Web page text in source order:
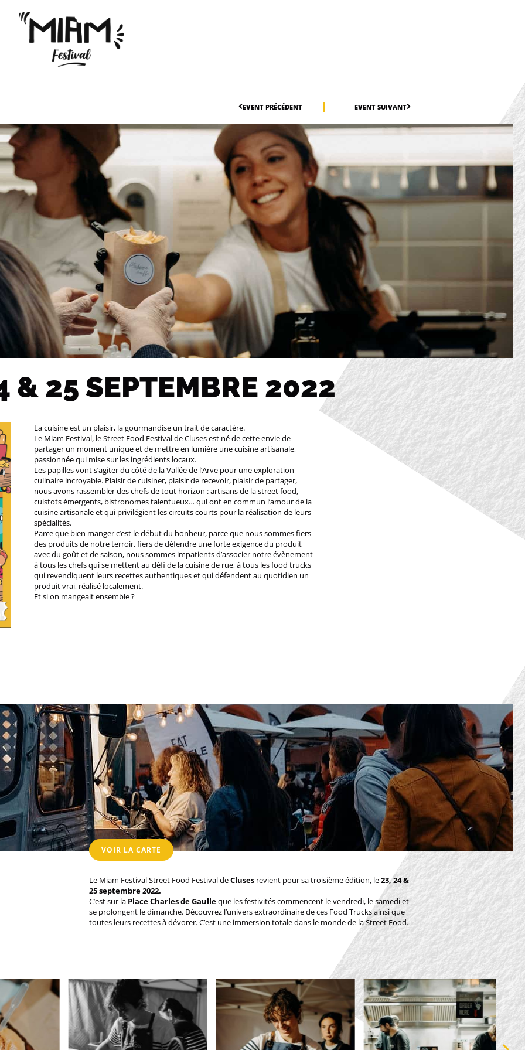
EVENT PRÉCÉDENT EVENT SUIVANT
& 25 SEPTEMBRE 2022
La cuisine est un plaisir, la gourmandise un trait de caractère.
Le Miam Festival, le Street Food Festival de Cluses est né de cette envie de
partager un moment unique et de mettre en lumière une cuisine artisanale,
passionnée qui mise sur les ingrédients locaux.
Les papilles vont s’agiter du côté de la Vallée de l’Arve pour une exploration
culinaire incroyable. Plaisir de cuisiner, plaisir de recevoir, plaisir de partager,
nous avons rassembler des chefs de tout horizon : artisans de la street food,
cuistots émergents, bistronomes talentueux… qui ont en commun l’amour de la
cuisine artisanale et qui privilégient les circuits courts pour la réalisation de leurs
spécialités.
Parce que bien manger c’est le début du bonheur, parce que nous sommes fiers
des produits de notre terroir, fiers de défendre une forte exigence du produit
avec du goût et de saison, nous sommes impatients d’associer notre évènement
à tous les chefs qui se mettent au défi de la cuisine de rue, à tous les food trucks
qui revendiquent leurs recettes authentiques et qui défendent au quotidien un
produit vrai, réalisé localement.
Et si on mangeait ensemble ?
VOIR LA CARTE
Le Miam Festival Street Food Festival deCluses revient pour sa troisième édition, le23, 24 &
25 septembre 2022.
C’est sur la Place Charles de Gaulleque les festivités commencent le vendredi, le samedi et
se prolongent le dimanche. Découvrez l’univers extraordinaire de ces Food Trucks ainsi que
toutes leurs recettes à dévorer. C’est une immersion totale dans le monde de la Street Food.